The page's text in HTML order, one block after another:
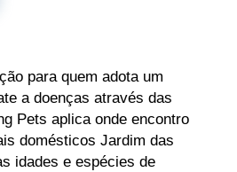
para quem adota um
a doenças através das
Pets aplica onde encontro
domésticos Jardim das
idades e espécies de